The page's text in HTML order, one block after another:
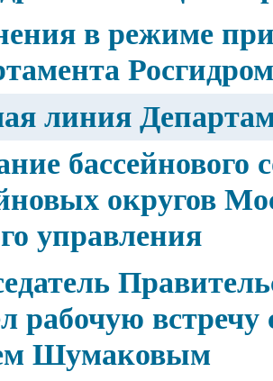
в режиме
линия
бассейнового
округов
управления
рабочую встречу
Шумаковым